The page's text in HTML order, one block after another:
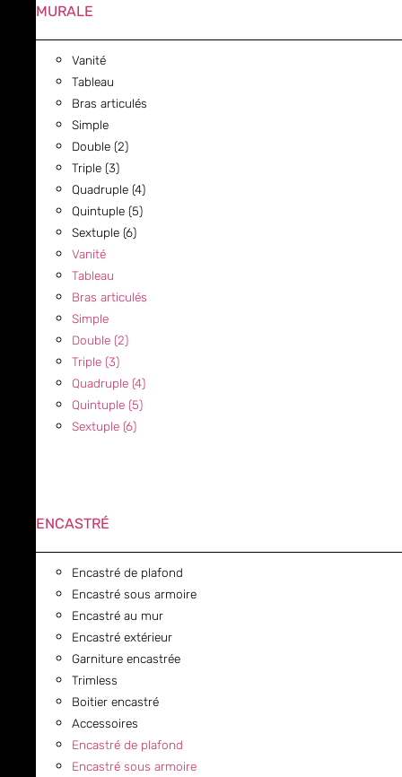
MURALE
Vanité
Tableau
Bras articulés
Simple
Double (2)
Triple (3)
Quadruple (4)
Quintuple (5)
Sextuple (6)
Vanité
Tableau
Bras articulés
Simple
Double (2)
Triple (3)
Quadruple (4)
Quintuple (5)
Sextuple (6)
ENCASTRÉ
Encastré de plafond
Encastré sous armoire
Encastré au mur
Encastré extérieur
Garniture encastrée
Trimless
Boitier encastré
Accessoires
Encastré de plafond
Encastré sous armoire